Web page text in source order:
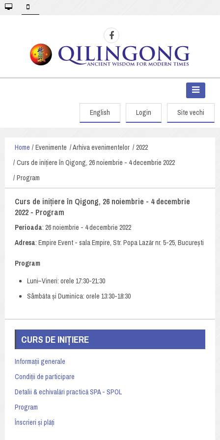
English Login Site vechi
Home Evenimente Arhiva evenimentelor
2022
Curs de inițiere în Qigong, 26 noiembrie - 4 decembrie 2022
Program
Curs de inițiere în Qigong, 26 noiembrie - 4 decembrie
2022 - Program
Perioada: 26 noiembrie - 4 decembrie 2022
Adresa: Empire Event - sala Empire, Str. Popa Lazăr nr. 5-25, București
Program
Luni–Vineri: orele 17:30-21:30
Sâmbăta și Duminica: orele 13:30-18:30
CURS DE INIȚIERE
Informații generale
Condiții de participare
Detalii & echivalări practică SPA - SPOL
Program
Înscrieri și plăți